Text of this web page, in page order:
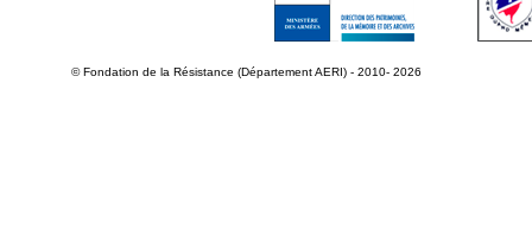
© Fondation de la Résistance (Département AERI) - 2010- 2026